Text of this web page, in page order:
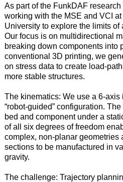
As part of the FunkDAF
working with the MSE and VCI
University to explore the limits of
Our focus is on multidirectional
breaking down components into
conventional 3D printing, we
on stress data to create load-
more stable structures.
The kinematics: We use a 6-axis
“robot-guided” configuration.
bed and component under a
of all six degrees of freedom
complex, non-planar geometries
sections to be manufactured in
gravity.
The challenge: Trajectory